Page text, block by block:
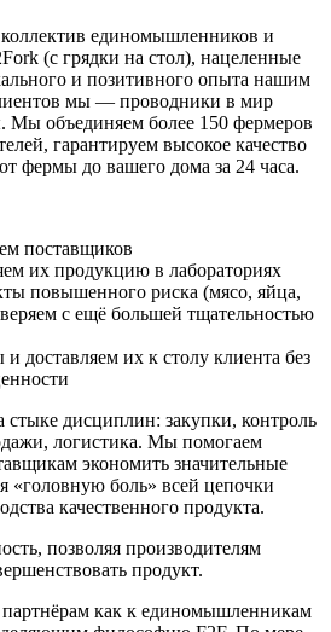
единомышленников и
(c грядки на стол), нацеленные
и позитивного опыта нашим
мы — проводники в мир
Мы объединяем более 150 фермеров
гарантируем высокое качество
фермы до вашего дома за 24 часа.
поставщиков
их продукцию в лабораториях
повышенного риска (мясо, яйца,
с ещё большей тщательностью
доставляем их к столу клиента без
дисциплин: закупки, контроль
логистика. Мы помогаем
экономить значительные
«головную боль» всей цепочки
качественного продукта.
позволяя производителям
продукт.
как к единомышленникам